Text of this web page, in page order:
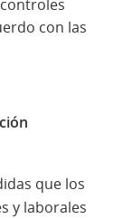
con las
que los
y laborales